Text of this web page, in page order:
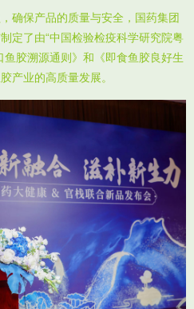
确保产品的质量与安全，国药集团
定了由“中国检验检疫科学研究院粤
胶溯源通则》和《即食鱼胶良好生
产业的高质量发展。